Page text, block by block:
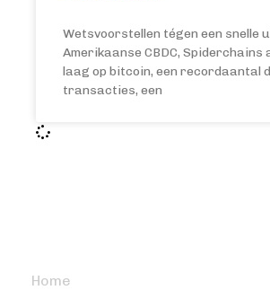
Wetsvoorstellen tégen een snelle
Amerikaanse CBDC, Spiderchains
laag op bitcoin, een recordaantal
transacties, een
Home